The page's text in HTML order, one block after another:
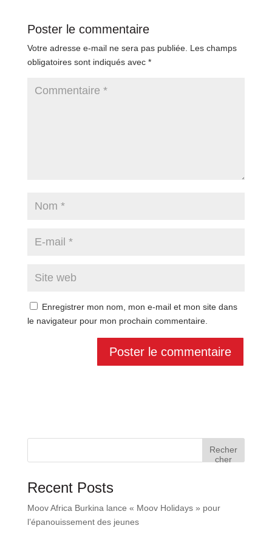
Poster le commentaire
Votre adresse e-mail ne sera pas publiée. Les champs
obligatoires sont indiqués avec *
Enregistrer mon nom, mon e-mail et mon site dans
le navigateur pour mon prochain commentaire.
Recher
cher
Recent Posts
Moov Africa Burkina lance « Moov Holidays » pour
l’épanouissement des jeunes